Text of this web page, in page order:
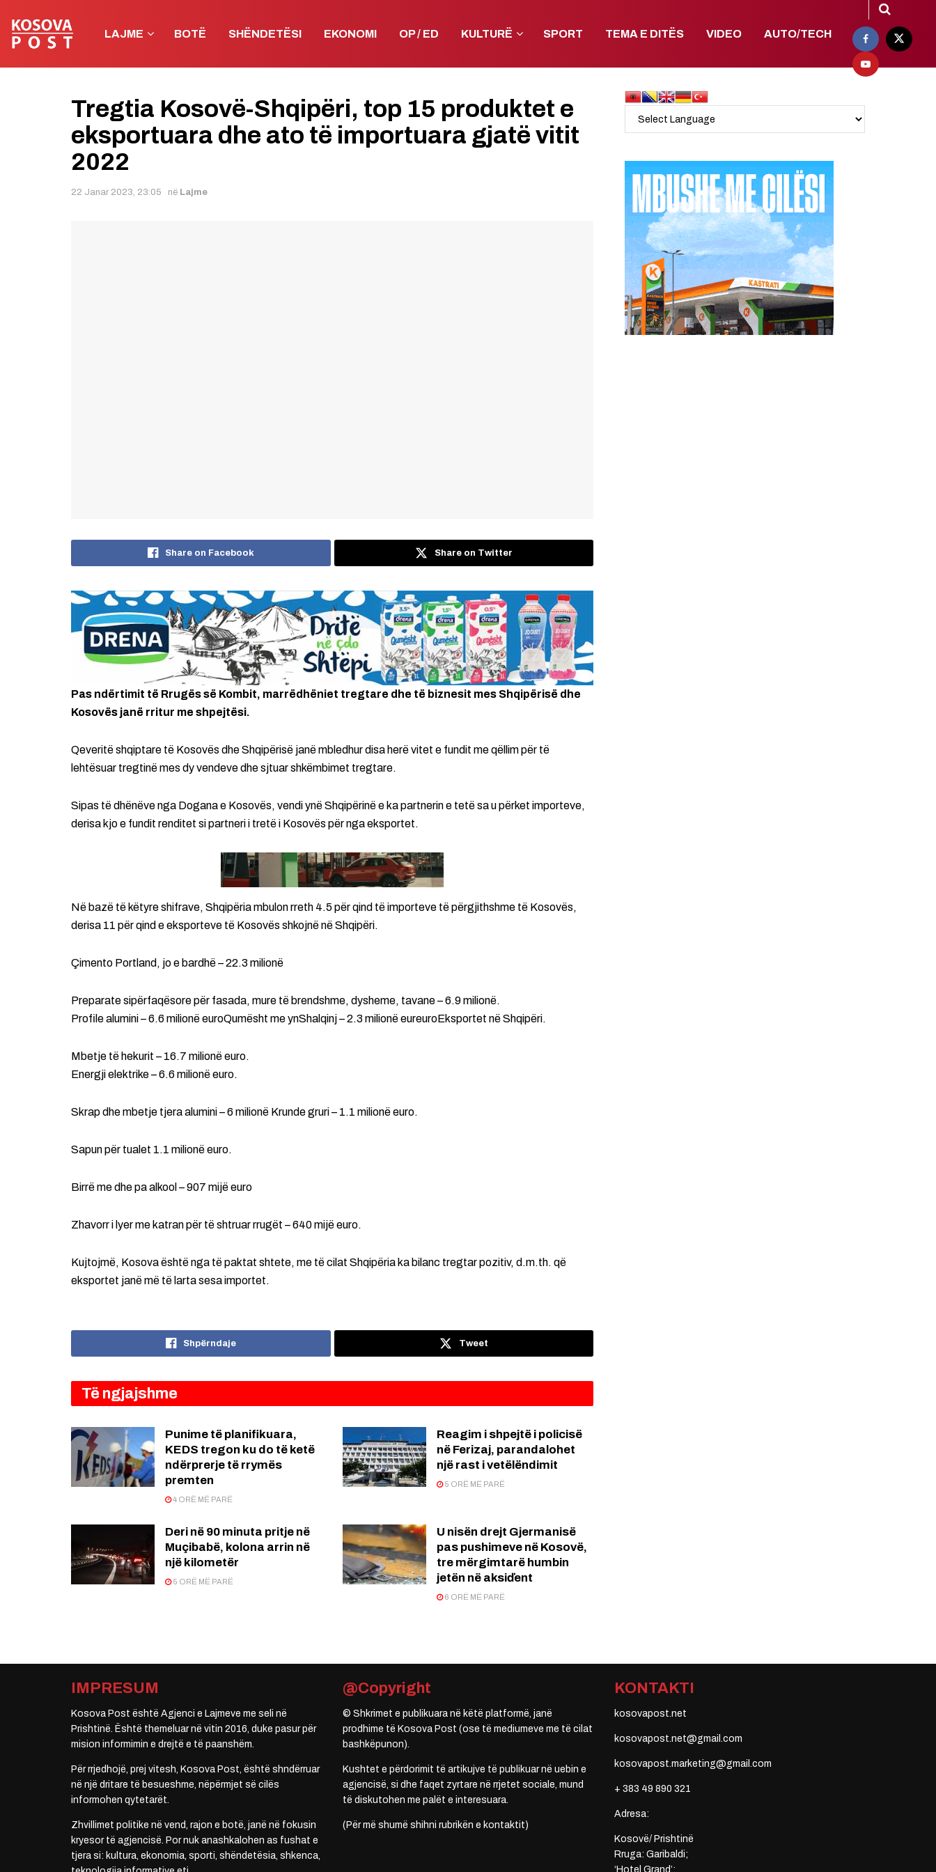
LAJME BOTË SHËNDETËSI EKONOMI OP / ED KULTURË SPORT TEMA E DITËS VIDEO AUTO/TECH
Tregtia Kosovë-Shqipëri, top 15 produktet e
eksportuara dhe ato të importuara gjatë vitit
2022
22 Janar 2023, 23:05 në Lajme
Share on Facebook Share on Twitter
Pas ndërtimit të Rrugës së Kombit, marrëdhëniet tregtare dhe të biznesit mes Shqipërisë dhe
Kosovës janë rritur me shpejtësi.
Qeveritë shqiptare të Kosovës dhe Shqipërisë janë mbledhur disa herë vitet e fundit me qëllim për të
lehtësuar tregtinë mes dy vendeve dhe sjtuar shkëmbimet tregtare.
Sipas të dhënëve nga Dogana e Kosovës, vendi ynë Shqipërinë e ka partnerin e tetë sa u përket importeve,
derisa kjo e fundit renditet si partneri i tretë i Kosovës për nga eksportet.
Në bazë të këtyre shifrave, Shqipëria mbulon rreth 4.5 për qind të importeve të përgjithshme të Kosovës,
derisa 11 për qind e eksporteve të Kosovës shkojnë në Shqipëri.
Çimento Portland, jo e bardhë – 22.3 milionë
Preparate sipërfaqësore për fasada, mure të brendshme, dysheme, tavane – 6.9 milionë.
Profile alumini – 6.6 milionë euroQumësht me ynShalqinj – 2.3 milionë eureuroEksportet në Shqipëri.
Mbetje të hekurit – 16.7 milionë euro.
Energji elektrike – 6.6 milionë euro.
Skrap dhe mbetje tjera alumini – 6 milionë Krunde gruri – 1.1 milionë euro.
Sapun për tualet 1.1 milionë euro.
Birrë me dhe pa alkool – 907 mijë euro
Zhavorr i lyer me katran për të shtruar rrugët – 640 mijë euro.
Kujtojmë, Kosova është nga të paktat shtete, me të cilat Shqipëria ka bilanc tregtar pozitiv, d.m.th. që
eksportet janë më të larta sesa importet.
Shpërndaje Tweet
Të ngjajshme
Punime të planifikuara,
KEDS tregon ku do të ketë
ndërprerje të rrymës
premten
4 ORË MË PARË
Reagim i shpejtë i policisë
në Ferizaj, parandalohet
një rast i vetëlëndimit
5 ORË MË PARË
Deri në 90 minuta pritje në
Muçibabë, kolona arrin në
një kilometër
5 ORË MË PARË
U nisën drejt Gjermanisë
pas pushimeve në Kosovë,
tre mërgimtarë humbin
jetën në aksiďent
6 ORË MË PARË
IMPRESUM
Kosova Post është Agjenci e Lajmeve me seli në
Prishtinë. Është themeluar në vitin 2016, duke pasur për
mision informimin e drejtë e të paanshëm.
Për rrjedhojë, prej vitesh, Kosova Post, është shndërruar
në një dritare të besueshme, nëpërmjet së cilës
informohen qytetarët.
Zhvillimet politike në vend, rajon e botë, janë në fokusin
kryesor të agjencisë. Por nuk anashkalohen as fushat e
tjera si: kultura, ekonomia, sporti, shëndetësia, shkenca,
@Copyright
© Shkrimet e publikuara në këtë platformë, janë
prodhime të Kosova Post (ose të mediumeve me të cilat
bashkëpunon).
Kushtet e përdorimit të artikujve të publikuar në uebin e
agjencisë, si dhe faqet zyrtare në rrjetet sociale, mund
të diskutohen me palët e interesuara.
(Për më shumë shihni rubrikën e kontaktit)
KONTAKTI
kosovapost.net
kosovapost.net@gmail.com
kosovapost.marketing@gmail.com
+ 383 49 890 321
Adresa:
Kosovë/ Prishtinë
Rruga: Garibaldi;
‘Hotel Grand’;